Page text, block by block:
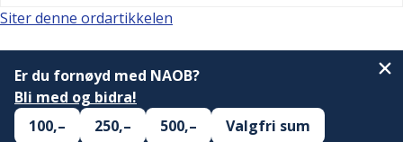
Siter denne ordartikkelen
Er du fornøyd med NAOB?
Bli med og bidra!
100,–
250,– 500,– Valgfri sum